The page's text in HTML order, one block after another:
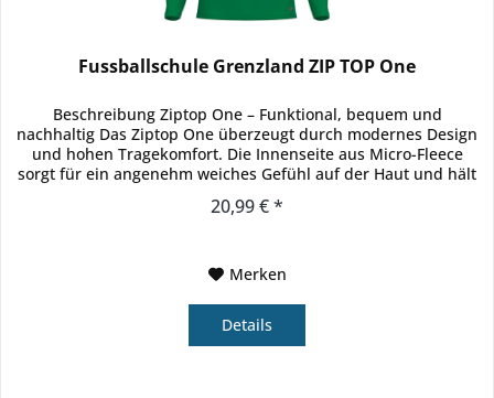
Fussballschule Grenzland ZIP TOP One
Beschreibung Ziptop One – Funktional, bequem und
nachhaltig Das Ziptop One überzeugt durch modernes Design
und hohen Tragekomfort. Die Innenseite aus Micro-Fleece
sorgt für ein angenehm weiches Gefühl auf der Haut und hält
20,99 € *
Merken
Details